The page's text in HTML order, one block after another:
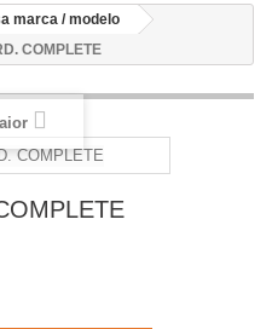
marca / modelo
COMPLETE